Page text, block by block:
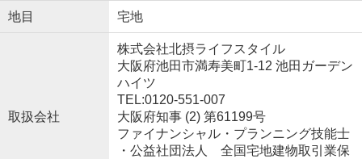
地目 宅地
取扱会社
株式会社北摂ライフスタイル
大阪府池田市満寿美町1-12 池田ガーデン
ハイツ
TEL:0120-551-007
大阪府知事 (2) 第61199号
ファイナンシャル・プランニング技能士
・公益社団法人 全国宅地建物取引業保